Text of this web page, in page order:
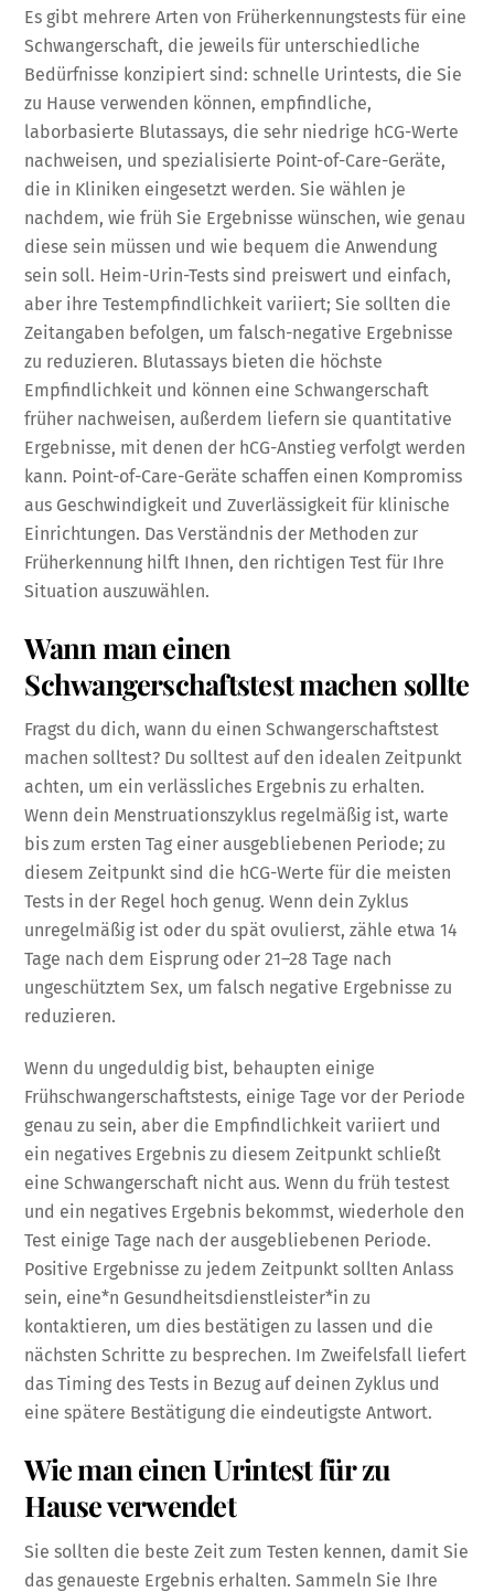
Es gibt mehrere Arten von Früherkennungstests für eine
Schwangerschaft, die jeweils für unterschiedliche
Bedürfnisse konzipiert sind: schnelle Urintests, die Sie
zu Hause verwenden können, empfindliche,
laborbasierte Blutassays, die sehr niedrige hCG-Werte
nachweisen, und spezialisierte Point-of-Care-Geräte,
die in Kliniken eingesetzt werden. Sie wählen je
nachdem, wie früh Sie Ergebnisse wünschen, wie genau
diese sein müssen und wie bequem die Anwendung
sein soll. Heim-Urin-Tests sind preiswert und einfach,
aber ihre Testempfindlichkeit variiert; Sie sollten die
Zeitangaben befolgen, um falsch-negative Ergebnisse
zu reduzieren. Blutassays bieten die höchste
Empfindlichkeit und können eine Schwangerschaft
früher nachweisen, außerdem liefern sie quantitative
Ergebnisse, mit denen der hCG-Anstieg verfolgt werden
kann. Point-of-Care-Geräte schaffen einen Kompromiss
aus Geschwindigkeit und Zuverlässigkeit für klinische
Einrichtungen. Das Verständnis der Methoden zur
Früherkennung hilft Ihnen, den richtigen Test für Ihre
Situation auszuwählen.
Wann man einen
Schwangerschaftstest machen sollte
Fragst du dich, wann du einen Schwangerschaftstest
machen solltest? Du solltest auf den idealen Zeitpunkt
achten, um ein verlässliches Ergebnis zu erhalten.
Wenn dein Menstruationszyklus regelmäßig ist, warte
bis zum ersten Tag einer ausgebliebenen Periode; zu
diesem Zeitpunkt sind die hCG-Werte für die meisten
Tests in der Regel hoch genug. Wenn dein Zyklus
unregelmäßig ist oder du spät ovulierst, zähle etwa 14
Tage nach dem Eisprung oder 21–28 Tage nach
ungeschütztem Sex, um falsch negative Ergebnisse zu
reduzieren.
Wenn du ungeduldig bist, behaupten einige
Frühschwangerschaftstests, einige Tage vor der Periode
genau zu sein, aber die Empfindlichkeit variiert und
ein negatives Ergebnis zu diesem Zeitpunkt schließt
eine Schwangerschaft nicht aus. Wenn du früh testest
und ein negatives Ergebnis bekommst, wiederhole den
Test einige Tage nach der ausgebliebenen Periode.
Positive Ergebnisse zu jedem Zeitpunkt sollten Anlass
sein, eine*n Gesundheitsdienstleister*in zu
kontaktieren, um dies bestätigen zu lassen und die
nächsten Schritte zu besprechen. Im Zweifelsfall liefert
das Timing des Tests in Bezug auf deinen Zyklus und
eine spätere Bestätigung die eindeutigste Antwort.
Wie man einen Urintest für zu
Hause verwendet
Sie sollten die beste Zeit zum Testen kennen, damit Sie
das genaueste Ergebnis erhalten. Sammeln Sie Ihre